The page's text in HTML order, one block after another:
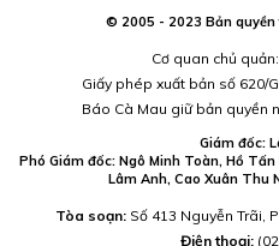
© 2005 - 2023 Bản quyền
Cơ quan chủ
Giấy phép xuất bản số 620/
Báo Cà Mau giữ bản quyền
Giám đốc:
Phó Giám đốc: Ngô Minh Toàn, Hồ
Lâm Anh, Cao Xuân Thu
Tòa soạn:Số 413 Nguyễn Trãi,
Điện thoại: